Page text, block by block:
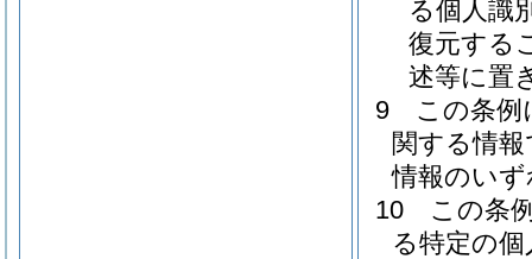
る個人識
復元する
述等に置
9
この条例
関する情
情報のい
10
この条
る特定の